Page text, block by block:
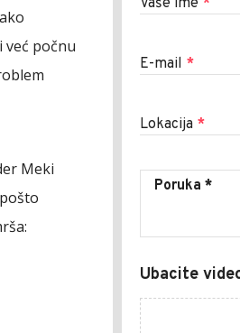
već počnu
Meki
Vaše ime *
E-mail *
Lokacija *
Ubacite